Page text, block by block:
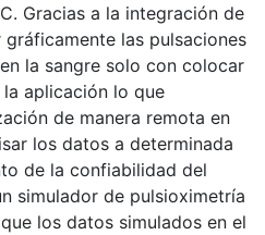
Gracias a la integración de
las pulsaciones
la sangre solo con colocar
aplicación lo que
de manera remota en
los datos a determinada
de la confiabilidad del
simulador de pulsioximetría
los datos simulados en el